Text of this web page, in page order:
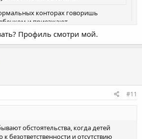
конторах говоришь
и приезжают
таксопарков. есть открытая площадка
и им тупо негде будет это кресло
Профиль смотри мой.
#11
обстоятельства, когда детей
безответственности и отсутствию